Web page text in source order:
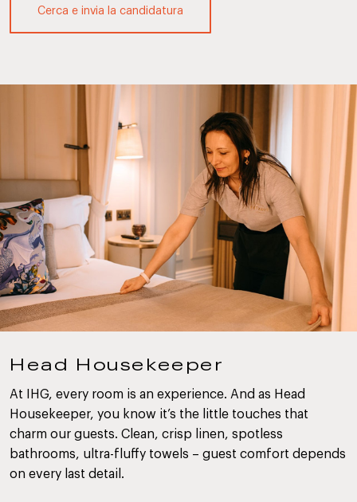
Cerca e invia la candidatura
Head Housekeeper
At IHG, every room is an experience. And as Head
Housekeeper, you know it’s the little touches that
charm our guests. Clean, crisp linen, spotless
bathrooms, ultra-fluffy towels – guest comfort depends
on every last detail.